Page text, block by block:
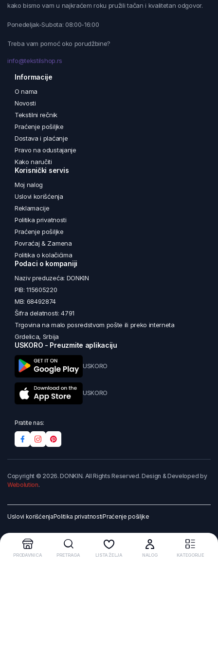
kako bismo vam u najkraćem roku pružili tačan i kvalitetan odgovor.
Ponedeljak-Subota: 08:00-16:00
Treba vam pomoć oko porudžbine?
info@tekstilshop.rs
Informacije
O nama
Novosti
Tekstilni rečnik
Praćenje pošiljke
Dostava i plaćanje
Pravo na odustajanje
Kako naručiti
Korisnički servis
Moj nalog
Uslovi korišćenja
Reklamacije
Politika privatnosti
Praćenje pošiljke
Povraćaj & Zamena
Politika o kolačićima
Podaci o kompaniji
Naziv preduzeća: DONKIN
PIB: 115605220
MB: 68492874
Šifra delatnosti: 4791
Trgovina na malo posredstvom pošte ili preko interneta
Grdelica, Srbija
USKORO - Preuzmite aplikaciju
USKORO
USKORO
Pratite nas:
Copyright © 2026. DONKIN. All Rights Reserved. Design & Developed by
Webolution.
Uslovi korišćenjaPolitika privatnostiPraćenje pošiljke
PRODAVNICA PRETRAGA LISTA ŽELJA NALOG KATEGORIJE